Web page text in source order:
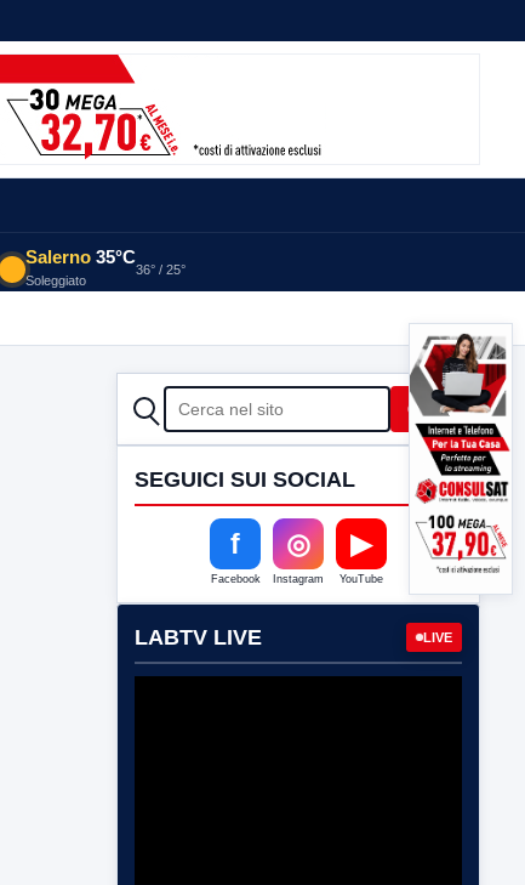
Salerno 35°C
Soleggiato
36° / 25°
CERCA Cerca
SEGUICI SUI SOCIAL
f
Facebook
◎
Instagram
▶
YouTube
LABTV LIVE LIVE